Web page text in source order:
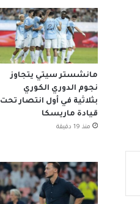
مانشستر سيتي يتجاوز
نجوم الدوري الكوري
بثلاثية في أول انتصار تحت
قيادة ماريسكا
منذ 19 دقيقة